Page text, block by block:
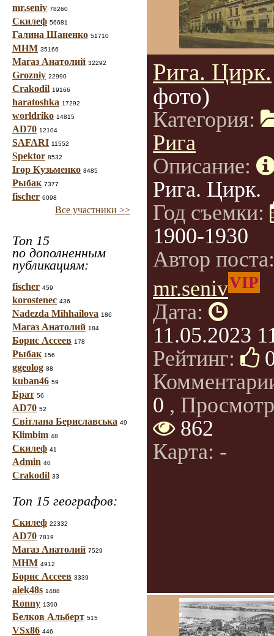
mr.seniv 78260
Скилеф 56681
Галина Шаненко 51710
МНМ 35166
Магаз Анатолий 32292
Grozniy 22990
Crakodil 19166
haratoshka 17292
worldriko 14815
AD70 12104
SAFARI 11552
Spektor 8532
Ігор Кузьменко 8485
Рыбак 7377
fischer 6098
Все участники >>
Топ 15
по дополненным
публикациям:
fischer 459
korostenec 436
Nadezda Mihhailova 186
Магаз Анатолий 184
Борис Ассеев 178
Рыбак 156
ggeolog 88
kuban46 59
Брат 56
AD70 52
Світлана Бериславська 49
Klimbim 48
Скилеф 41
Admin 40
Crakodil 33
Топ 15 географов:
Скилеф 22332
AD70 7819
Магаз Анатолий 7529
МНМ 4912
Борис Ассеев 3339
alek48s 1488
Ronny 1390
Белков Альберт 515
VSx86 446
Рига. Цирк.
фото)
Категория:
Рига
Описание:
Рига. Цирк.
Год съемки:
1900-1930
Автор
mr.senivVIP
Дата:
11.05.2023
Рейтинг:
0 ,
862
Карта: -